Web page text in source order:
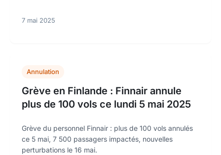
7 mai 2025
Annulation
Grève en Finlande : Finnair annule
plus de 100 vols ce lundi 5 mai 2025
Grève du personnel Finnair : plus de 100 vols annulés
ce 5 mai, 7 500 passagers impactés, nouvelles
perturbations le 16 mai.